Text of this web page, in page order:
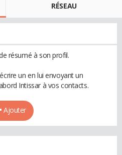
RÉSEAU
résumé à son profil.
un en lui envoyant un
Intissar à vos contacts.
Ajouter